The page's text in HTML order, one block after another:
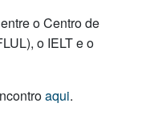
o Centro de
o IELT e o
aqui.